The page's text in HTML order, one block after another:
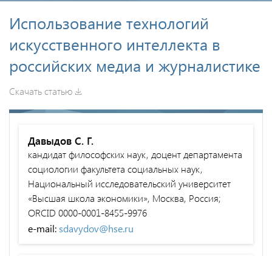
Использование технологий
искусственного интеллекта в
российских медиа и журналистике
Скачать статью
Давыдов С. Г.
кандидат философских наук, доцент департамента
социологии факультета социальных наук,
Национальный исследовательский университет
«Высшая школа экономики», Москва, Россия;
ORCID 0000-0001-8455-9976
e-mail:sdavydov@hse.ru